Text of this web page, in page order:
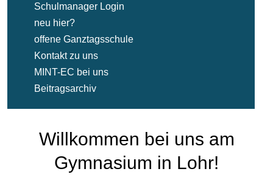
Schulmanager Login
neu hier?
offene Ganztagsschule
Kontakt zu uns
MINT-EC bei uns
Beitragsarchiv
Willkommen bei uns am
Gymnasium in Lohr!